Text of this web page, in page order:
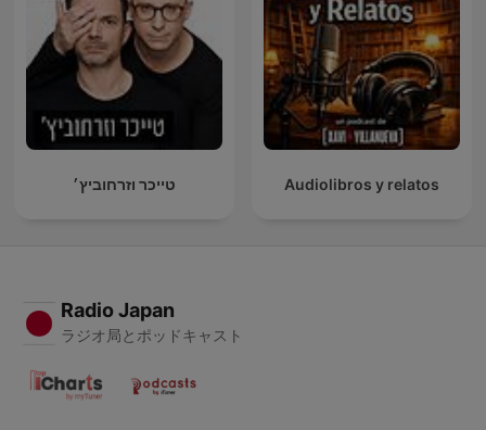
טייכר וזרחוביץ׳ Audiolibros y relatos
Radio Japan
ラジオ局とポッドキャスト